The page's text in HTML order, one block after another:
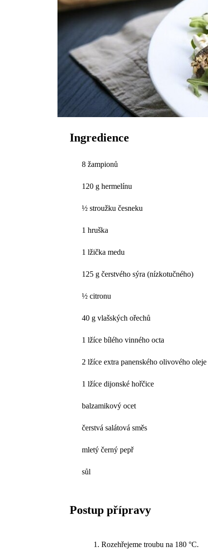
Ingredience
8 žampionů
120 g hermelínu
½ stroužku česneku
1 hruška
1 lžička medu
125 g čerstvého sýra (nízkotučného)
½ citronu
40 g vlašských ořechů
1 lžíce bílého vinného octa
2 lžíce extra panenského olivového oleje
1 lžíce dijonské hořčice
balzamikový ocet
čerstvá salátová směs
mletý černý pepř
sůl
Postup přípravy
Rozehřejeme troubu na 180 °C.